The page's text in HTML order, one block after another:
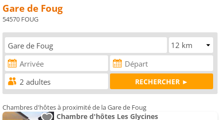
Gare de Foug
54570 FOUG
Chambres d'hôtes à proximité de la Gare de Foug
Chambre d'hôtes Les Glycines